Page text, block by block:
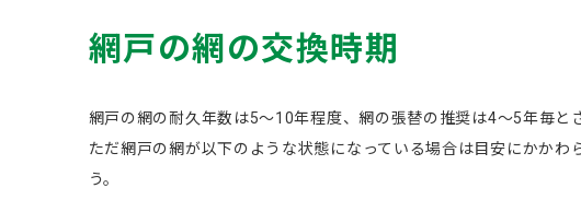
網戸の網の交換時期
網戸の網の耐久年数は5～10年程度、網の張替の推奨は4～5年毎と
ただ網戸の網が以下のような状態になっている場合は目安にかか
う。